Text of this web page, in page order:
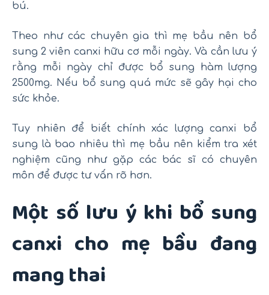
bú.
Theo như các chuyên gia thì mẹ bầu nên bổ
sung 2 viên canxi hữu cơ mỗi ngày. Và cần lưu ý
rằng mỗi ngày chỉ được bổ sung hàm lượng
2500mg. Nếu bổ sung quá mức sẽ gây hại cho
sức khỏe.
Tuy nhiên để biết chính xác lượng canxi bổ
sung là bao nhiêu thì mẹ bầu nên kiểm tra xét
nghiệm cũng như gặp các bác sĩ có chuyên
môn để được tư vấn rõ hơn.
Một số lưu ý khi bổ sung
canxi cho mẹ bầu đang
mang thai